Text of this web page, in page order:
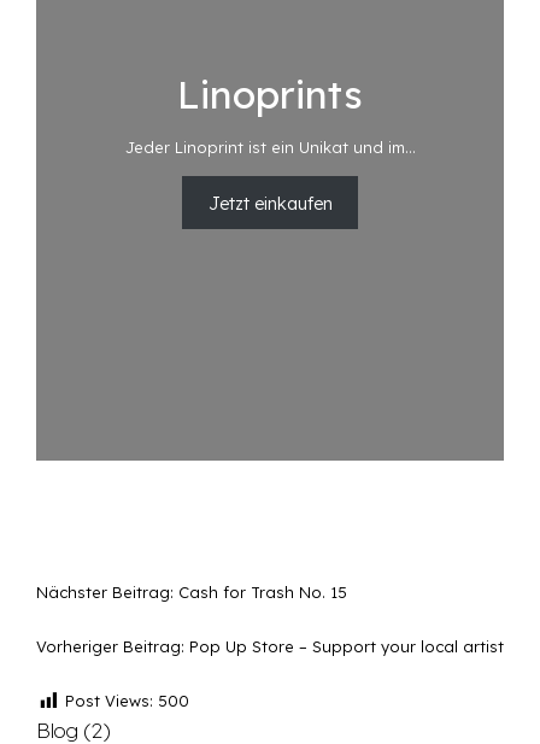
Linoprints
Jeder Linoprint ist ein Unikat und im…
Jetzt einkaufen
Nächster Beitrag: Cash for Trash No. 15
Vorheriger Beitrag: Pop Up Store – Support your local artist
Post Views: 500
Blog (2)